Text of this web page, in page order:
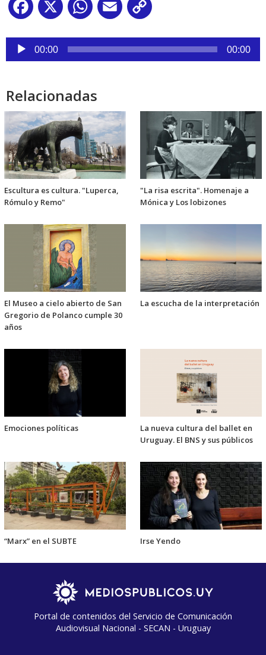
Facebook
X WhatsApp
Email
Reproductor
audio
00:00 00:00
Relacionadas
Escultura es cultura. "Luperca,
Rómulo y Remo"
"La risa escrita". Homenaje a
Mónica y Los lobizones
El Museo a cielo abierto de San
Gregorio de Polanco cumple 30
años
La escucha de la interpretación
Emociones políticas
La nueva cultura del ballet en
Uruguay. El BNS y sus públicos
“Marx” en el SUBTE Irse Yendo
Portal de contenidos del Servicio de Comunicación
Audiovisual Nacional - SECAN - Uruguay